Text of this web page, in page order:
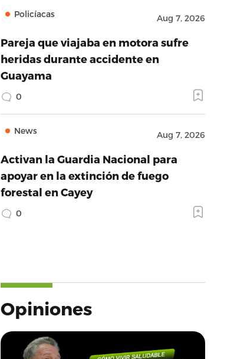
Policíacas Aug 7, 2026
Pareja que viajaba en motora sufre
heridas durante accidente en
Guayama
0
News Aug 7, 2026
Activan la Guardia Nacional para
apoyar en la extinción de fuego
forestal en Cayey
0
Opiniones